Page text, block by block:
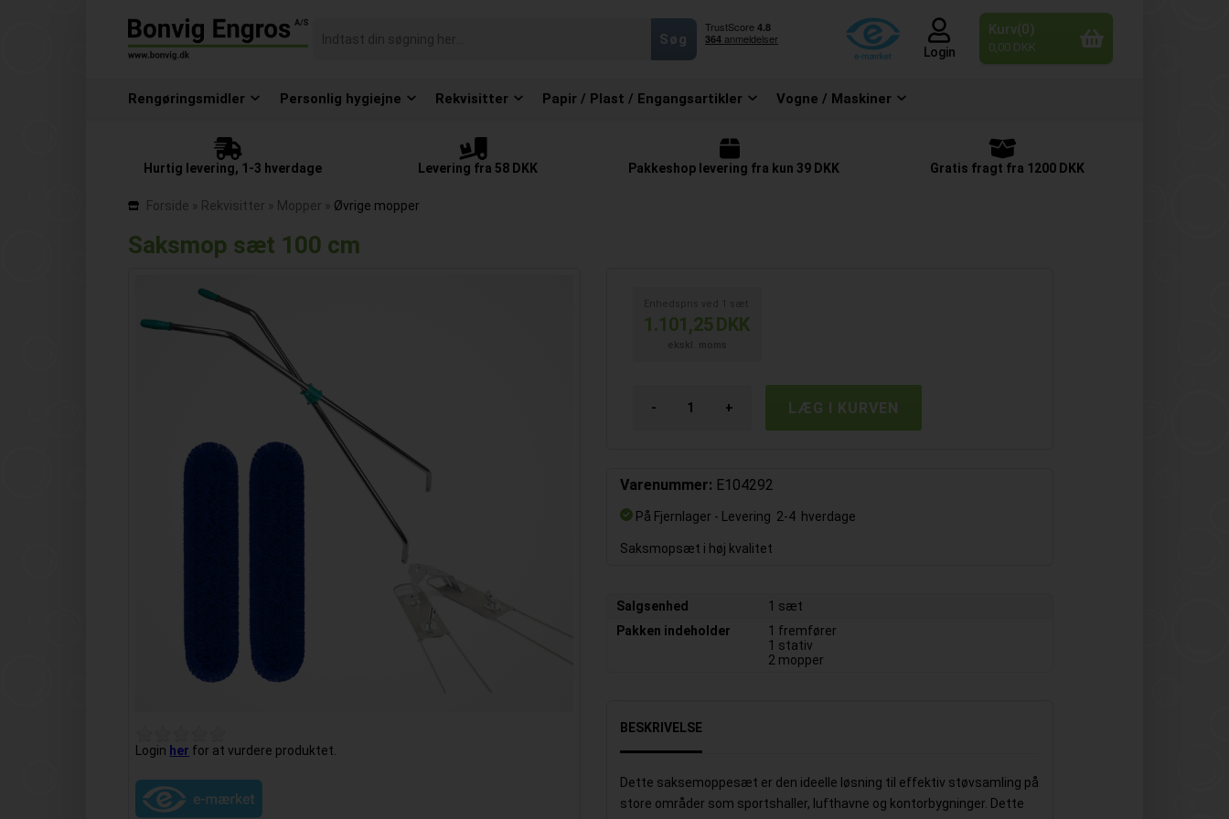
Login
Kurv(0)
0,00 DKK
Rengøringsmidler Personlig hygiejne Rekvisitter Papir / Plast / Engangsartikler Vogne / Maskiner
Hurtig levering, 1-3 hverdage Levering fra 58 DKK Pakkeshop levering fra kun 39 DKK Gratis fragt fra 1200 DKK
Forside » Rekvisitter » Mopper » Øvrige mopper
Saksmop sæt 100 cm
Login her for at vurdere produktet.
1.101,25DKK
- +
Varenummer: E104292
På Fjernlager - Levering 2-4 hverdage
Saksmopsæt i høj kvalitet
Salgsenhed
1 sæt
Pakken indeholder
1 fremfører
1 stativ
2 mopper
BESKRIVELSE
Dette saksemoppesæt er den ideelle løsning til effektiv støvsamling på
store områder som sportshaller, lufthavne og kontorbygninger. Dette